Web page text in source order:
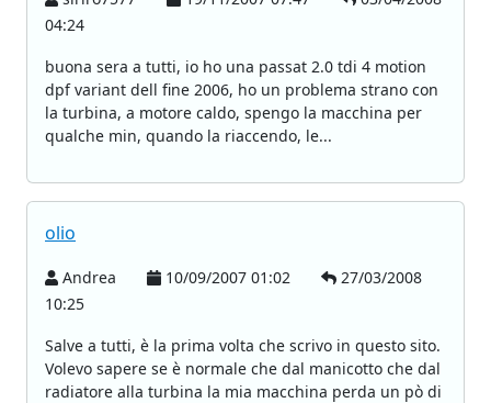
04:24
buona sera a tutti, io ho una passat 2.0 tdi 4 motion
dpf variant dell fine 2006, ho un problema strano con
la turbina, a motore caldo, spengo la macchina per
qualche min, quando la riaccendo, le...
olio
Andrea 10/09/2007 01:02
27/03/2008
10:25
Salve a tutti, è la prima volta che scrivo in questo sito.
Volevo sapere se è normale che dal manicotto che dal
radiatore alla turbina la mia macchina perda un pò di